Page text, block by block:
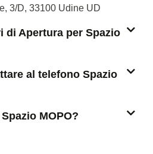
3/D, 33100 Udine UD
di Apertura per Spazio
al telefono Spazio
MOPO?